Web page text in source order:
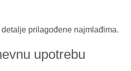
prilagođene najmlađima.
upotrebu